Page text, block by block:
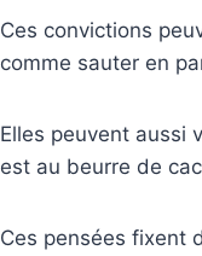
Ces convictions
comme sauter en
Elles peuvent aussi
est au beurre de
Ces pensées fixent